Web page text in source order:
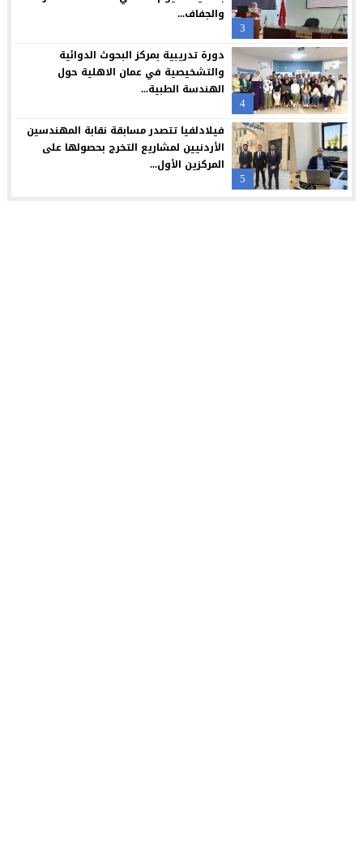
3
والجفاف...
4
دورة تدريبية بمركز البحوث الدوائية
والتشخيصية في عمان الاهلية حول
الهندسة الطبية...
5
فيلادلفيا تتصدر مسابقة نقابة المهندسين
الأردنيين لمشاريع التخرج بحصولها على
المركزين الأول...